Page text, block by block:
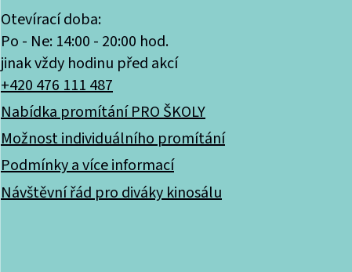
Otevírací doba:
Po - Ne: 14:00 - 20:00 hod.
jinak vždy hodinu před akcí
+420 476 111 487
Nabídka promítání PRO ŠKOLY
Možnost individuálního promítání
Podmínky a více informací
Návštěvní řád pro diváky kinosálu